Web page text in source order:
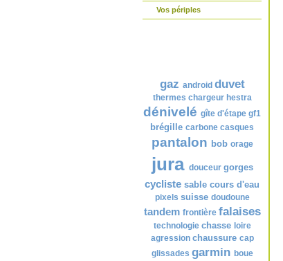
Vos périples
gaz android duvet
thermes chargeur hestra
dénivelé gîte d'étape gf1
brégille carbone casques
pantalon bob orage
jura douceur gorges
cycliste sable cours d'eau
pixels suisse doudoune
tandem frontière falaises
technologie chasse loire
agression chaussure cap
glissades garmin boue